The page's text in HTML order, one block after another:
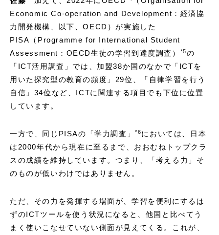
Economic Co-operation and Development：経済協
力開発機構、以下、OECD）が実施した
PISA（Programme for International Student
Assessment：OECD生徒の学習到達度調査）
*5の
「ICT活用調査」では、加盟38か国のなかで「ICTを
用いた探究型の教育の頻度」29位、「自律学習を行う
自信」34位など、ICTに関連する項目でも下位に位置
しています。
一方で、同じPISAの「学力調査」*6においては、日本
は2000年代から現在に至るまで、おおむねトップクラ
スの成績を維持しています。つまり、「考える力」そ
のものが低いわけではありません。
ただ、その力を発揮する場面が、学習を便利にするは
ずのICTツールを使う状況になると、他国と比べてう
まく使いこなせていない側面が見えてくる。これが、